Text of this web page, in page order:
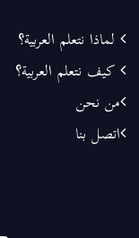
لماذا نتعلم العربية؟
كيف نتعلم العربية؟
من نحن
اتصل بنا